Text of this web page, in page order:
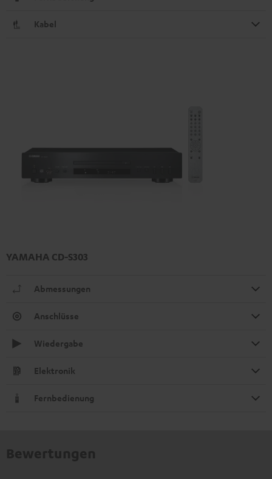
Kabel
YAMAHA CD-S303
Abmessungen
Anschlüsse
Wiedergabe
Elektronik
Fernbedienung